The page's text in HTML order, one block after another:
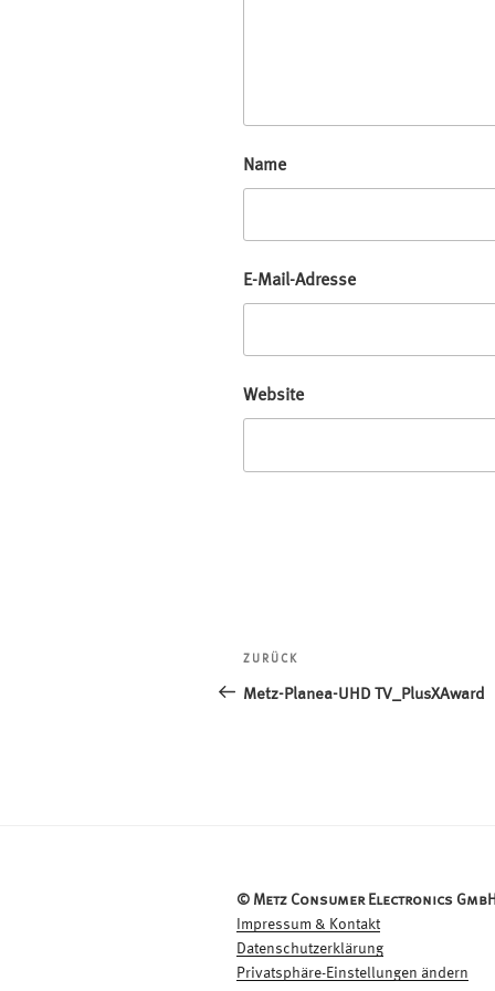
Name
E-Mail-Adresse
Website
Beitragsnavigation
Vorheriger
Beitrag
ZURÜCK
Metz-Planea-UHD TV_PlusXAward
© Metz Consumer Electronics
Impressum & Kontakt
Datenschutzerklärung
Privatsphäre-Einstellungen ändern